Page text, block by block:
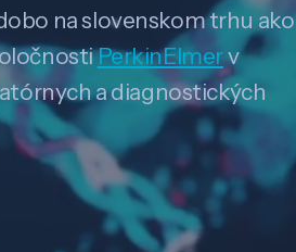
na slovenskom trhu ako
PerkinElmerv
a diagnostických